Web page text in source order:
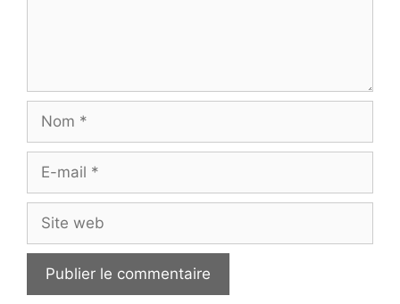
mail
web